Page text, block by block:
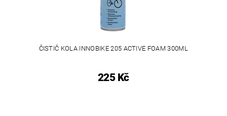
ČISTIČ KOLA INNOBIKE 205 ACTIVE FOAM 300ML
225 Kč